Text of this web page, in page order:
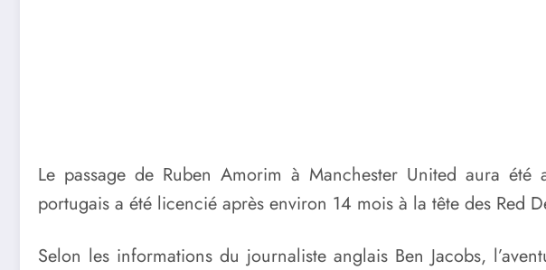
Le passage de Ruben Amorim à Manchester United aura
portugais a été licencié après environ 14 mois à la tête des Red
Selon les informations du journaliste anglais Ben Jacobs,